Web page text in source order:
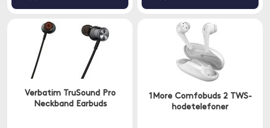
Verbatim TruSound Pro
Neckband Earbuds
1More Comfobuds 2 TWS-
hodetelefoner